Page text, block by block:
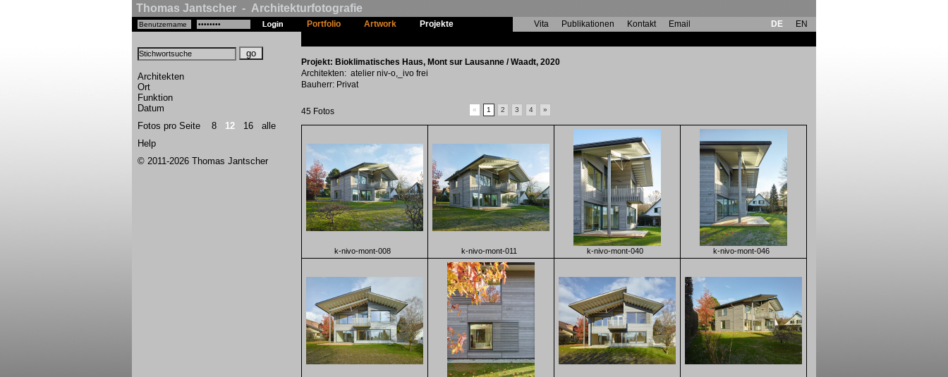
Thomas Jantscher - Architekturfotografie
Architekten
Ort
Funktion
Datum
Fotos pro Seite 8 12 16
alle
Help
© 2011-2026 Thomas Jantscher
Portfolio Artwork Projekte Vita Publikationen Kontakt Email DE
EN
Projekt: Bioklimatisches Haus, Mont sur Lausanne / Waadt, 2020
Architekten: atelier niv-o,_ivo frei
Bauherr: Privat
45 Fotos « 1 2 3 4 »
k-nivo-mont-008 k-nivo-mont-011 k-nivo-mont-040 k-nivo-mont-046